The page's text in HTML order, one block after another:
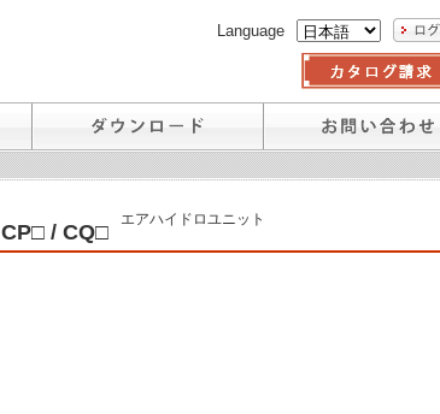
Language
CP□ / CQ□
エアハイドロユニット